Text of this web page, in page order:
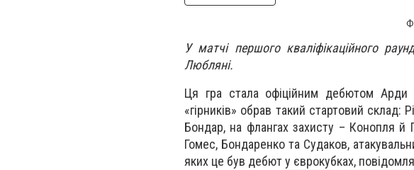
У матчі першого кваліфікаційного
Любляні.
Ця гра стала офіційним дебютом Арди
«гірників» обрав такий стартовий склад:
Бондар, на флангах захисту – Конопля
Гомес, Бондаренко та Судаков,
яких це був дебют у єврокубках,